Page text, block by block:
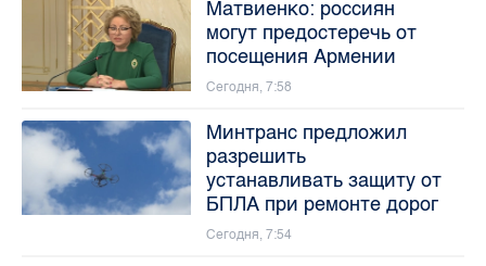
Матвиенко: россиян
могут предостеречь от
посещения Армении
Сегодня, 7:58
Минтранс предложил
разрешить
устанавливать защиту от
БПЛА при ремонте дорог
Сегодня, 7:54